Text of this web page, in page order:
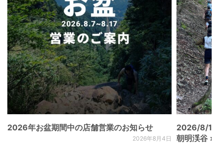
2026年お盆期間中の店舗営業のお知らせ
2026年8月4日
2026/8/
朝明渓谷 ×